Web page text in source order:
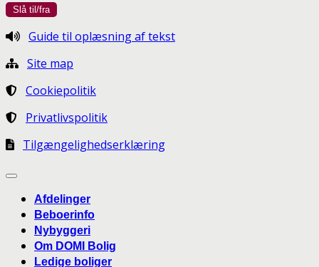
Guide til oplæsning af tekst
Site map
Cookiepolitik
Privatlivspolitik
Tilgængelighedserklæring
Afdelinger
Beboerinfo
Nybyggeri
Om DOMI Bolig
Ledige boliger